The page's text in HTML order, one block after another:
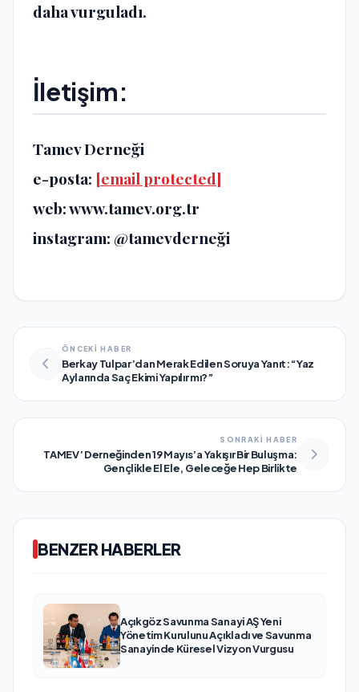
daha vurguladı.
İletişim:
Tamev Derneği
e-posta: [email protected]
web: www.tamev.org.tr
instagram: @tamevderneği
ÖNCEKİ HABER
Berkay Tulpar’dan Merak Edilen Soruya Yanıt: “Yaz
Aylarında Saç Ekimi Yapılır mı?”
SONRAKİ HABER
TAMEV’ Derneğinden 19 Mayıs’a Yakışır Bir Buluşma:
Gençlikle El Ele, Geleceğe Hep Birlikte
BENZER HABERLER
Açıkgöz Savunma Sanayi AŞ Yeni
Yönetim Kurulunu Açıkladı ve Savunma
Sanayinde Küresel Vizyon Vurgusu